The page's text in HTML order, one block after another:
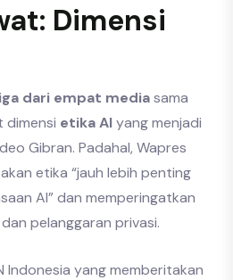
Dimensi
dari empat mediasama
dimensi etika AIyang menjadi
Gibran. Padahal, Wapres
etika “jauh lebih penting
AI” dan memperingatkan
pelanggaran privasi.
Indonesia yang memberitakan